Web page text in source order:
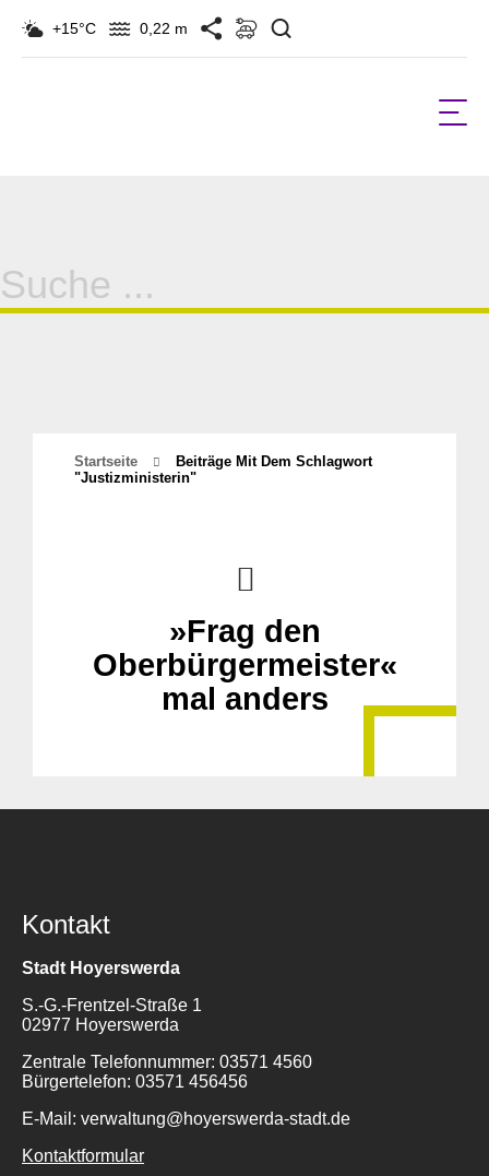
+15°C 0,22 m
Suche
für:
Startseite
Beiträge Mit Dem Schlagwort
"justizministerin"
»Frag den
Oberbürgermeister«
mal anders
Kontakt
Stadt Hoyerswerda
S.-G.-Frentzel-Straße 1
02977 Hoyerswerda
Zentrale Telefonnummer: 03571 4560
Bürgertelefon: 03571 456456
E-Mail: verwaltung@hoyerswerda-stadt.de
Kontaktformular